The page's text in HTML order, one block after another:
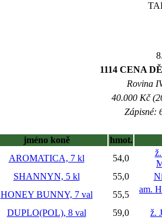
1114 CENA
Rovina
40.000 Kč
Zápisné:
jméno koně
hmot.
AROMATICA, 7 kl 54,0
SHANNYN, 5 kl 55,0
HONEY BUNNY, 7 val 55,5
am.
DUPLO(POL), 8 val 59,0
ž.